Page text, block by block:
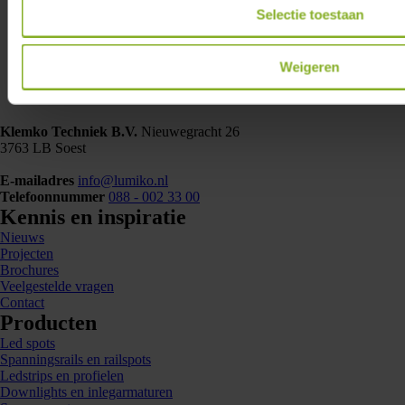
Selectie toestaan
Weigeren
Klemko Techniek B.V. Nieuwegracht 26
3763 LB Soest
E-mailadres info@lumiko.nl
Telefoonnummer 088 - 002 33 00
Kennis en inspiratie
Nieuws
Projecten
Brochures
Veelgestelde vragen
Contact
Producten
Led spots
Spanningsrails en railspots
Ledstrips en profielen
Downlights en inlegarmaturen